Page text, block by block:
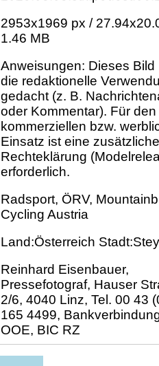
2953x1969 px /
1.46 MB
Anweisungen: Dieses Bild
die redaktionelle
gedacht (z. B.
oder Kommentar). Für den
kommerziellen bzw.
Einsatz ist eine
Rechteklärung
erforderlich.
Radsport, ÖRV,
Cycling Austria
Land:Österreich
Reinhard Eisenbauer,
Pressefotograf, Hauser
2/6, 4040 Linz, Tel. 00 43
165 4499,
OOE, BIC RZ